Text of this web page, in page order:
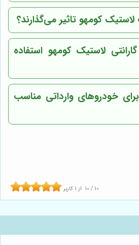
کومهو تاثیر می‌گذارند؟
لاستیک کومهو استفاده
خودروهای وارداتی مناسب
10 / 10 از 1 کاربر